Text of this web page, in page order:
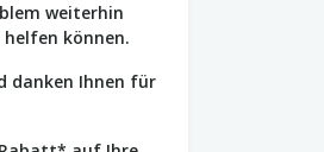
weiterhin
können.
danken Ihnen für